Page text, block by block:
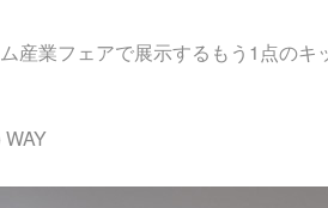
産業フェアで展示するもう1点のキ